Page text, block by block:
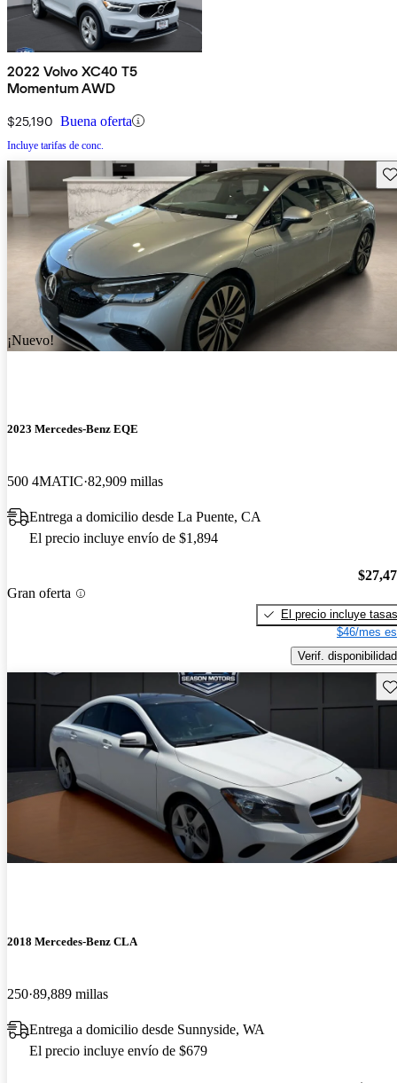
2022 Volvo XC40 T5
Momentum AWD
$25,190 Buena oferta
Incluye tarifas de conc.
¡Nuevo!
2023 Mercedes-Benz EQE
500 4MATIC 82,909 millas
Entrega a domicilio desde La Puente, CA
El precio incluye envío de $1,894
Gran oferta
El precio incluye tasas
$46/mes
Verif. disponibilidad
2018 Mercedes-Benz CLA
250 89,889 millas
Entrega a domicilio desde Sunnyside, WA
El precio incluye envío de $679